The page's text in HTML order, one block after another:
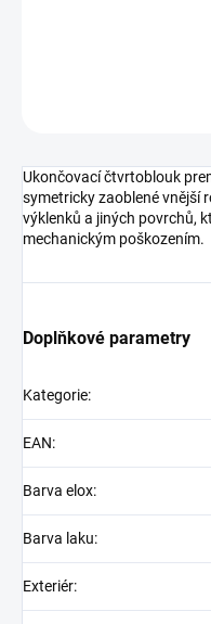
Ukončovací čtvrtoblouk
symetricky zaoblené vnější
výklenků a jiných povrchů,
mechanickým poškozením.
Doplňkové parametry
Kategorie:
EAN:
Barva elox:
Barva laku:
Exteriér: